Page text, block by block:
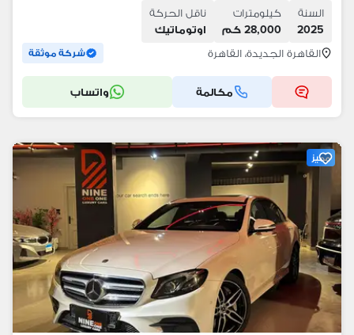
السنة
2025
كيلومترات
28,000 كم
ناقل الحركة
اوتوماتيك
القاهرة الجديدة، القاهرة
شركة موثقة
مكالمة واتساب
مميز